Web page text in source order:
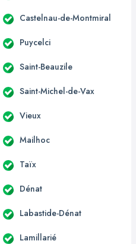
Castelnau-de-Montmiral
Puycelci
Saint-Beauzile
Saint-Michel-de-Vax
Vieux
Mailhoc
Taïx
Dénat
Labastide-Dénat
Lamillarié